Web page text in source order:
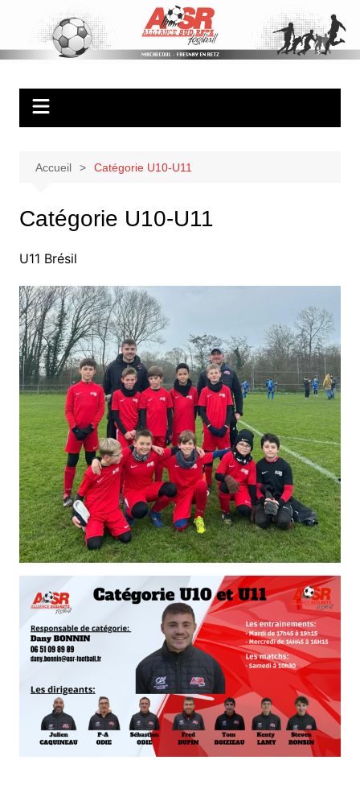
contenu
ASR Football
Ambiance – Serieux – Respect
Accueil Catégorie U10-U11
Catégorie U10-U11
U11 Brésil